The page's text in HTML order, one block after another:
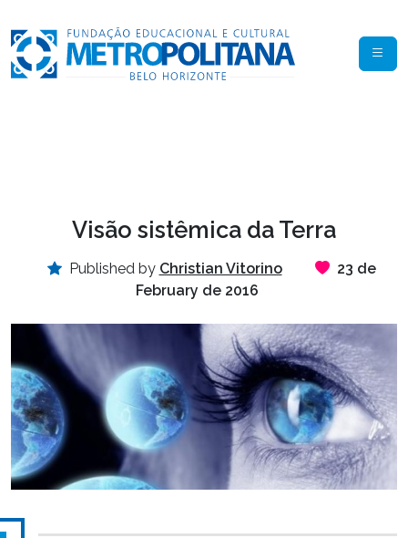
Visão sistêmica da Terra
Published by Christian Vitorino
23 de
February de 2016